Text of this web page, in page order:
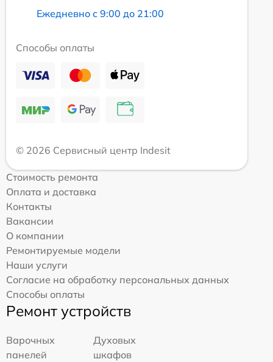
Ежедневно с 9:00 до 21:00
Способы оплаты
© 2026 Сервисный центр Indesit
Стоимость ремонта
Оплата и доставка
Контакты
Вакансии
О компании
Ремонтируемые модели
Наши услуги
Согласие на обработку персональных данных
Способы оплаты
Ремонт устройств
Варочных
панелей
Духовых
шкафов